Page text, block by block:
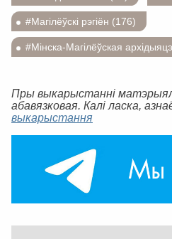
#Магілёўскі рэгіён (176)
#Мінска-Магілёўская
Пры выкарыстанні
абавязковая. Калі ласка,
выкарыстання